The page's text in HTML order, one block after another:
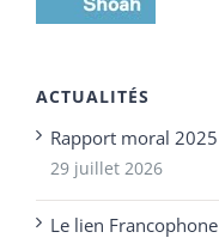
ACTUALITÉS
Rapport moral 2025
29 juillet 2026
Le lien